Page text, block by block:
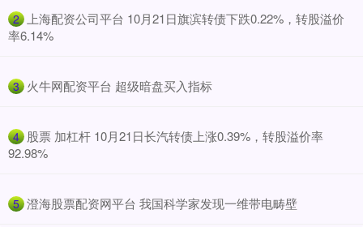
2
​上海配资公司平台 10月21日旗滨转债下跌0.22%，转股溢价
率6.14%
3 ​火牛网配资平台 超级暗盘买入指标
4 ​股票 加杠杆 10月21日长汽转债上涨0.39%，转股溢价率
92.98%
5 ​澄海股票配资网平台 我国科学家发现一维带电畴壁